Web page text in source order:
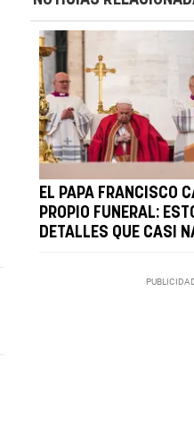
EL PAPA FRANCISCO
PROPIO FUNERAL:
DETALLES QUE CASI